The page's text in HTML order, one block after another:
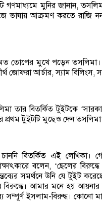
গণমাধ্যমে মুনির জানান,
ভাষায় আক্রমণ করতে রাজি
তোপের মুখে পড়েন
জোফরা আর্চার, স্যাম বিলিংস,
তার বিতর্কিত টুইটকে ‘
প্রথম টুইটটি মুছেও দেন
বিতর্কিত এই লেখিকা।
বলেন, ‘ছেলের
সমর্থনে উনি যে টুইট
বিরুদ্ধে। আমার মনে হয়
সম্পূর্ণ ইসলাম-বিরুদ্ধ। কোনো